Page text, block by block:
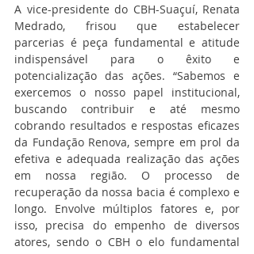
A vice-presidente do CBH-Suaçuí, Renata
Medrado, frisou que estabelecer
parcerias é peça fundamental e atitude
indispensável para o êxito e
potencialização das ações. “Sabemos e
exercemos o nosso papel institucional,
buscando contribuir e até mesmo
cobrando resultados e respostas eficazes
da Fundação Renova, sempre em prol da
efetiva e adequada realização das ações
em nossa região. O processo de
recuperação da nossa bacia é complexo e
longo. Envolve múltiplos fatores e, por
isso, precisa do empenho de diversos
atores, sendo o CBH o elo fundamental